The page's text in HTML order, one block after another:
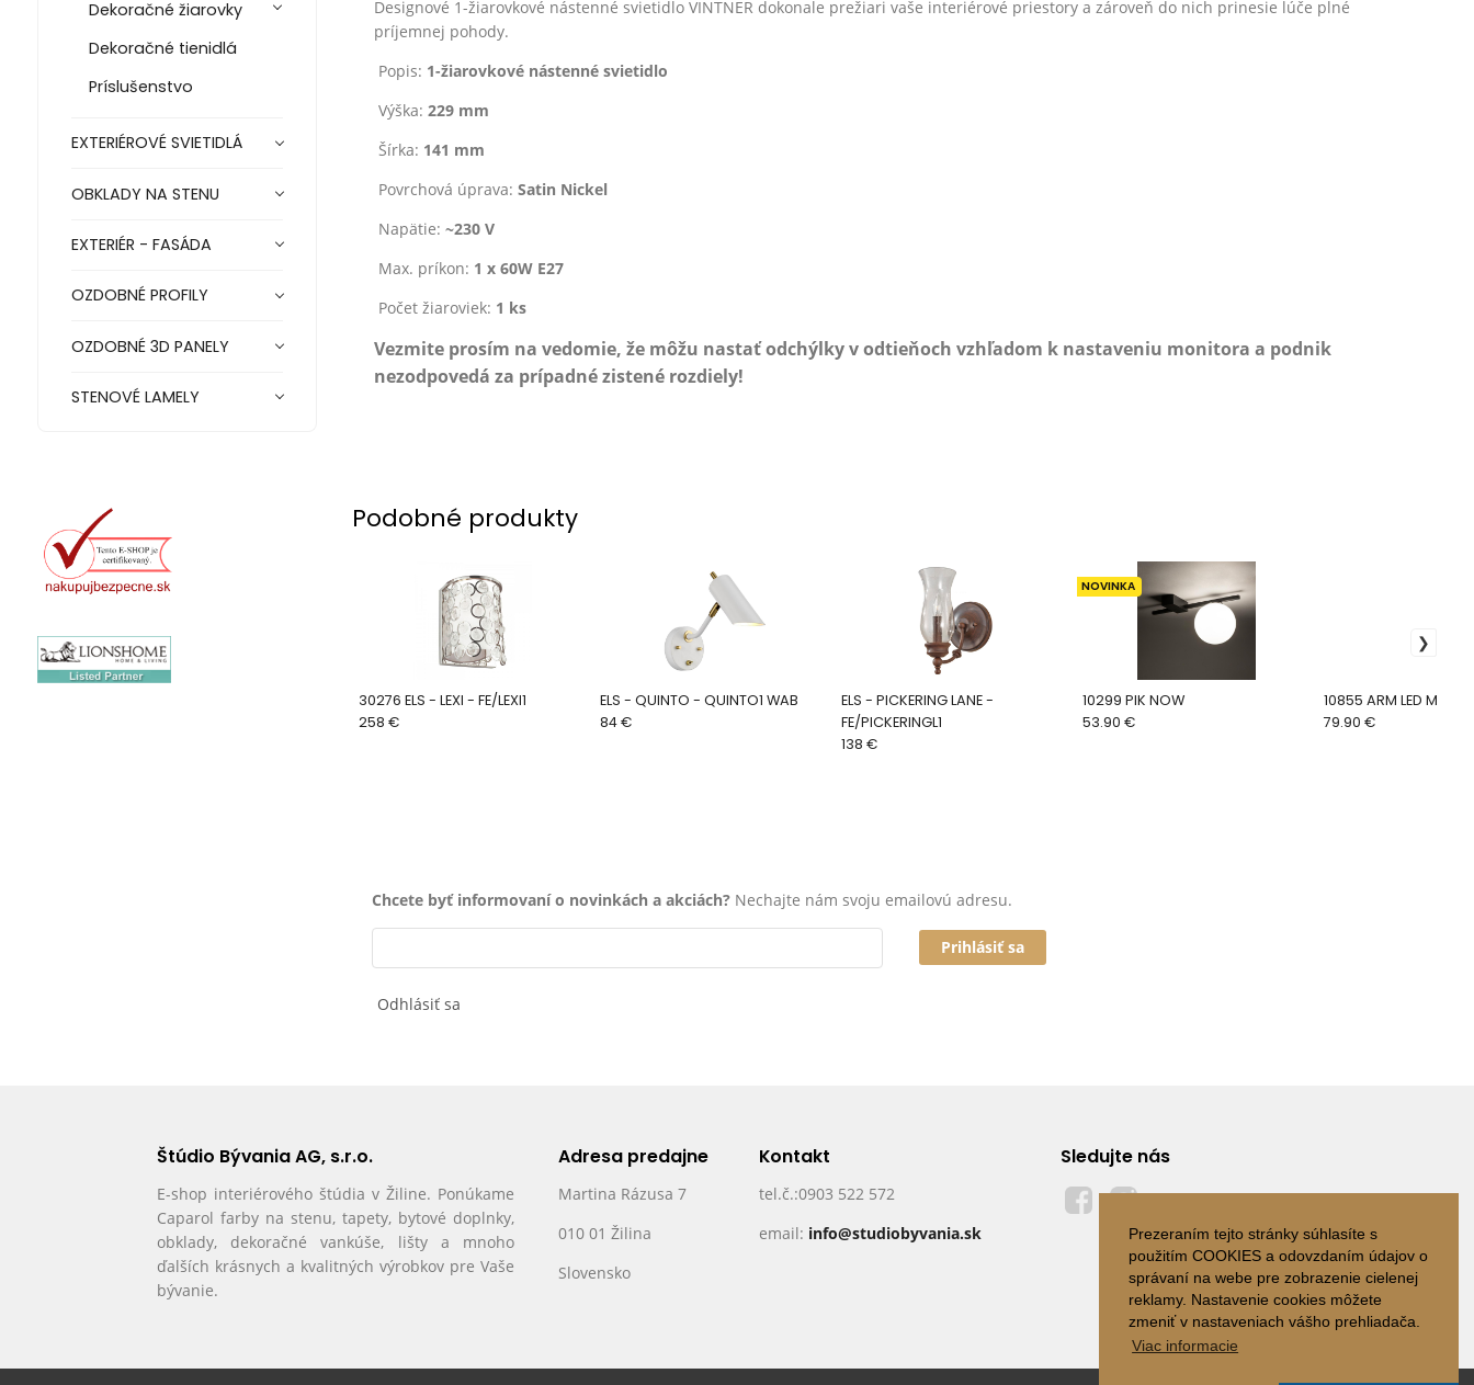
Prezeraním tejto stránky súhlasíte s
použitím COOKIES a odovzdaním údajov o
správaní na webe pre zobrazenie cielenej
reklamy. Nastavenie cookies môžete
zmeniť v nastaveniach vášho prehliadača.
Viac informacie
Dekoračné žiarovky
Dekoračné tienidlá
Príslušenstvo
EXTERIÉROVÉ SVIETIDLÁ
OBKLADY NA STENU
EXTERIÉR - FASÁDA
OZDOBNÉ PROFILY
OZDOBNÉ 3D PANELY
STENOVÉ LAMELY
Designové 1-žiarovkové nástenné svietidlo VINTNER dokonale prežiari vaše interiérové priestory a zároveň do nich prinesie lúče plné
príjemnej pohody.
Popis: 1-žiarovkové nástenné svietidlo
Výška: 229 mm
Šírka: 141 mm
Povrchová úprava: Satin Nickel
Napätie: ~230 V
Max. príkon: 1 x 60W E27
Počet žiaroviek: 1 ks
Vezmite prosím na vedomie, že môžu nastať odchýlky v odtieňoch vzhľadom k nastaveniu monitora a podnik
nezodpovedá za prípadné zistené rozdiely!
Podobné produkty
30276 ELS - LEXI - FE/LEXI1
258 €
ELS - QUINTO - QUINTO1 WAB
84 €
ELS - PICKERING LANE -
FE/PICKERINGL1
138 €
10299 PIK NOW
NOVINKA
53.90 €
10855 ARM LED M
79.90 €
Chcete byť informovaní o novinkách a akciách? Nechajte nám svoju emailovú adresu.
Prihlásiť sa
Odhlásiť sa
Štúdio Bývania AG, s.r.o.
E-shop interiérového štúdia v Žiline. Ponúkame
Caparol farby na stenu, tapety, bytové doplnky,
obklady, dekoračné vankúše, lišty a mnoho
ďalších krásnych a kvalitných výrobkov pre Vaše
bývanie.
Adresa predajne
Martina Rázusa 7
010 01 Žilina
Slovensko
Kontakt
tel.č.:0903 522 572
email: info@studiobyvania.sk
Sledujte nás